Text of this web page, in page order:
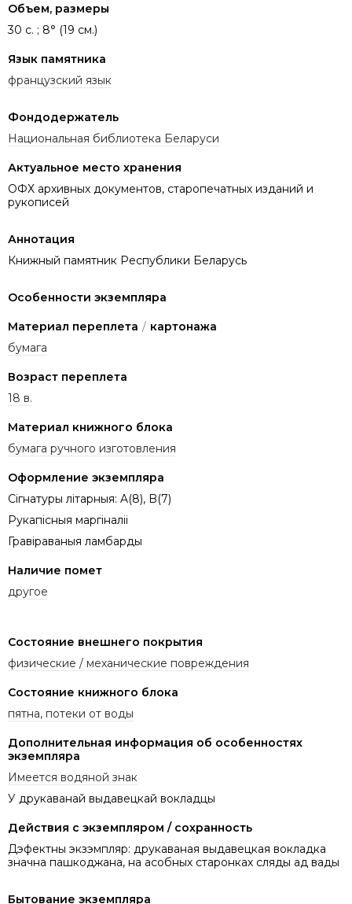
Объем, размеры
30 c. ; 8° (19 см.)
Язык памятника
французский язык
Фондодержатель
Национальная библиотека Беларуси
Актуальное место хранения
ОФХ архивных документов, старопечатных изданий и
рукописей
Аннотация
Книжный памятник Республики Беларусь
Особенности экземпляра
Материал переплета / картонажа
бумага
Возраст переплета
18 в.
Материал книжного блока
бумага ручного изготовления
Оформление экземпляра
Сігнатуры літарныя: A(8), B(7)
Рукапісныя маргіналіі
Гравіраваныя ламбарды
Наличие помет
другое
Состояние внешнего покрытия
физические / механические повреждения
Состояние книжного блока
пятна, потеки от воды
Дополнительная информация об особенностях
экземпляра
Имеется водяной знак
У друкаванай выдавецкай вокладцы
Действия с экземпляром / сохранность
Дэфектны экзэмпляр: друкаваная выдавецкая вокладка
значна пашкоджана, на асобных старонках сляды ад вады
Бытование экземпляра